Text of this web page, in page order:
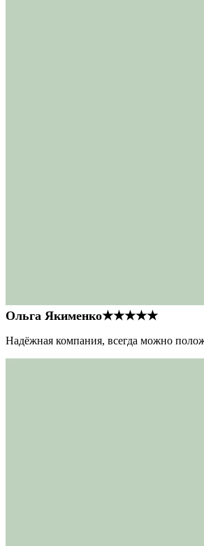
Ольга Якименко★★★★★
Надёжная компания, всегда можно